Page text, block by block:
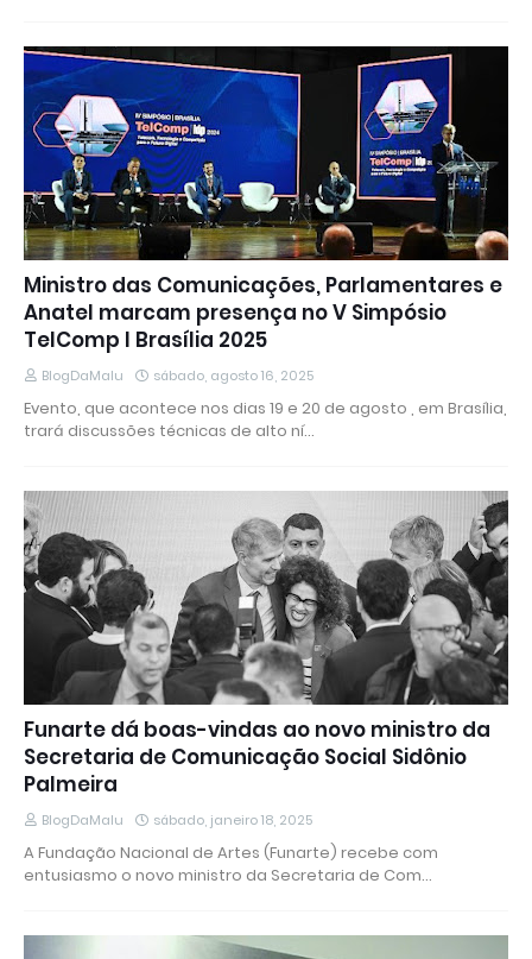
Ministro das Comunicações, Parlamentares e
Anatel marcam presença no V Simpósio
TelComp I Brasília 2025
BlogDaMalu sábado, agosto 16, 2025
Evento, que acontece nos dias 19 e 20 de agosto , em Brasília,
trará discussões técnicas de alto ní…
Funarte dá boas-vindas ao novo ministro da
Secretaria de Comunicação Social Sidônio
Palmeira
BlogDaMalu sábado, janeiro 18, 2025
A Fundação Nacional de Artes (Funarte) recebe com
entusiasmo o novo ministro da Secretaria de Com…